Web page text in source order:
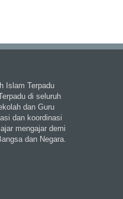
Islam Terpadu
di seluruh
dan Guru
dan koordinasi
mengajar demi
dan Negara.